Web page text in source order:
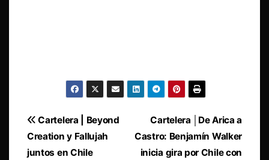
Navegación
de
Cartelera │De Arica a
Castro: Benjamín Walker
inicia gira por Chile con
Cartelera | Beyond
Creation y Fallujah
juntos en Chile